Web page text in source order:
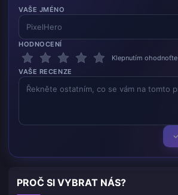
VAŠE JMÉNO
HODNOCENÍ
Klepnutím ohodnoťte
VAŠE RECENZE
PROČ SI VYBRAT NÁS?